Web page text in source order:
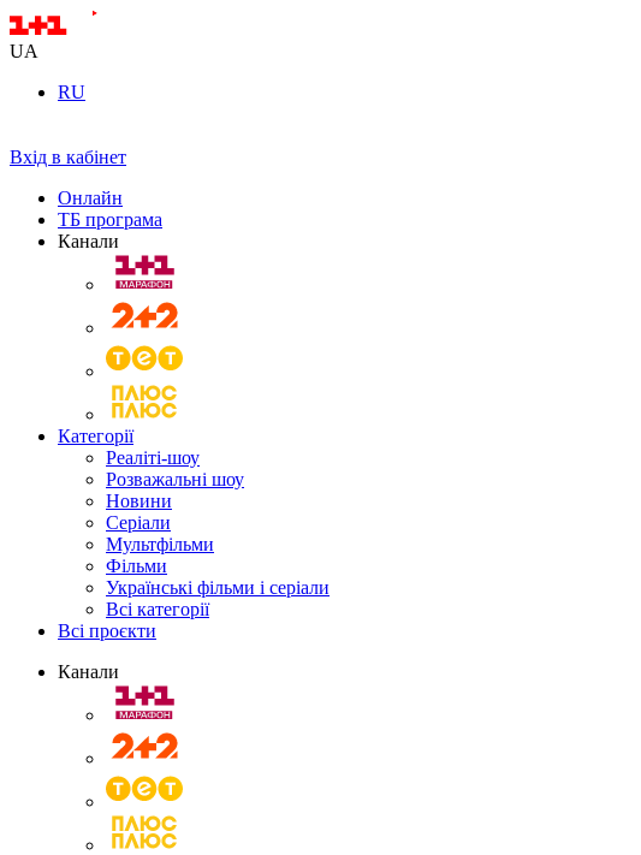
UA
RU
Вхід в кабінет
Онлайн
ТБ програма
Канали
Категорії
Реаліті-шоу
Розважальні шоу
Новини
Серіали
Мультфільми
Фільми
Українські фільми і серіали
Всі категорії
Всі проєкти
Канали